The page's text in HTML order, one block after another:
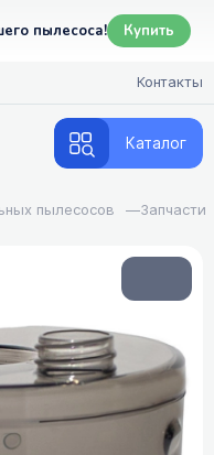
пылесоса! Купить
Контакты
Каталог
пылесосов —Запчасти